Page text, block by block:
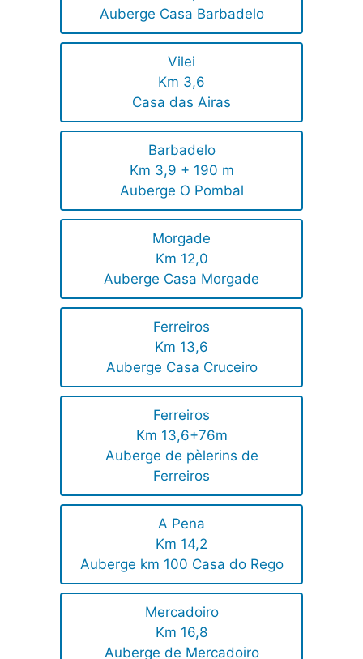
Auberge Casa Barbadelo
Vilei
Km 3,6
Casa das Airas
Barbadelo
Km 3,9 + 190 m
Auberge O Pombal
Morgade
Km 12,0
Auberge Casa Morgade
Ferreiros
Km 13,6
Auberge Casa Cruceiro
Ferreiros
Km 13,6+76m
Auberge de pèlerins de
Ferreiros
A Pena
Km 14,2
Auberge km 100 Casa do Rego
Mercadoiro
Km 16,8
Auberge de Mercadoiro